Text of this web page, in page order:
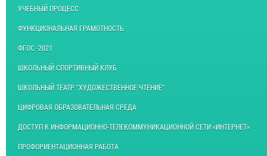
УЧЕБНЫЙ ПРОЦЕСС
ФУНКЦИОНАЛЬНАЯ ГРАМОТНОСТЬ
ФГОС -2021
ШКОЛЬНЫЙ СПОРТИВНЫЙ КЛУБ
ШКОЛЬНЫЙ ТЕАТР "ХУДОЖЕСТВЕННОЕ ЧТЕНИЕ"
ЦИФРОВАЯ ОБРАЗОВАТЕЛЬНАЯ СРЕДА
ДОСТУП К ИНФОРМАЦИОННО-ТЕЛЕКОММУНИКАЦИОННОЙ СЕТИ «ИНТЕРНЕТ»
ПРОФОРИЕНТАЦИОННАЯ РАБОТА